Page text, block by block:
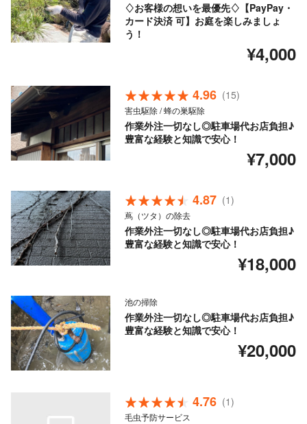
♢お客様の想いを最優先♢【PayPay・
カード決済 可】お庭を楽しみましょ
う！
¥4,000
4.96 (15)
害虫駆除 / 蜂の巣駆除
作業外注一切なし◎駐車場代お店負担♪
豊富な経験と知識で安心！
¥7,000
4.87 (1)
蔦（ツタ）の除去
作業外注一切なし◎駐車場代お店負担♪
豊富な経験と知識で安心！
¥18,000
池の掃除
作業外注一切なし◎駐車場代お店負担♪
豊富な経験と知識で安心！
¥20,000
4.76 (1)
毛虫予防サービス